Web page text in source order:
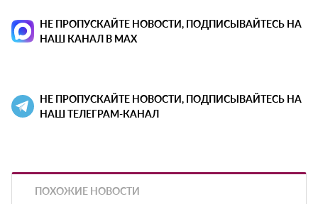
НЕ ПРОПУСКАЙТЕ НОВОСТИ, ПОДПИСЫВАЙТЕСЬ НА
НАШ КАНАЛ В MAX
НЕ ПРОПУСКАЙТЕ НОВОСТИ, ПОДПИСЫВАЙТЕСЬ НА
НАШ ТЕЛЕГРАМ-КАНАЛ
ПОХОЖИЕ НОВОСТИ